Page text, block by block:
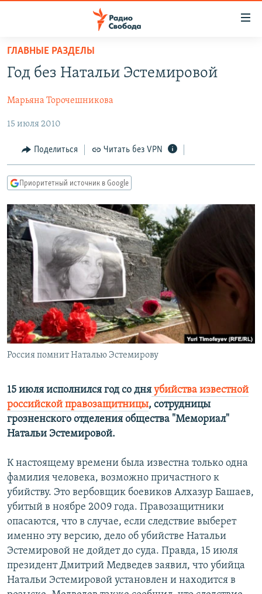
упрощенного
доступа
содержанию
Вернутся
главной
навигации
Вернутся
поиску
ПРОГРАММЫ
ПОДКАСТЫ
АВТОРСКИЕ ПРОЕКТЫ
ЦИТАТЫ СВОБОДЫ
МНЕНИЯ
КУЛЬТУРА
IDEL.РЕАЛИИ
КАВКАЗ.РЕАЛИИ
СЕВЕР.РЕАЛИИ
СИБИРЬ.РЕАЛИИ
РАСПИСАНИЕ ВЕЩАНИЯ
ПОДПИШИТЕСЬ НА РАССЫЛКУ
СОЦИАЛЬНЫЕ СЕТИ
Все сайты РСЕ/РС
ГЛАВНЫЕ РАЗДЕЛЫ
Год без Натальи Эстемировой
Марьяна Торочешникова
15 июля 2010
Поделиться Читать без VPN
Приоритетный источник в Google
Россия помнит Наталью Эстемирову
15 июля исполнился год со дня убийства известной
российской правозащитницы, сотрудницы
грозненского отделения общества "Мемориал"
Натальи Эстемировой.
К настоящему времени была известна только одна
фамилия человека, возможно причастного к
убийству. Это вербовщик боевиков Алхазур Башаев,
убитый в ноябре 2009 года. Правозащитники
опасаются, что в случае, если следствие выберет
именно эту версию, дело об убийстве Натальи
Эстемировой не дойдет до суда. Правда, 15 июля
президент Дмитрий Медведев заявил, что убийца
Натальи Эстемировой установлен и находится в